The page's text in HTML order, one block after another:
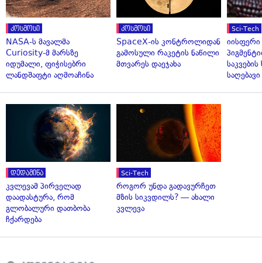
კოსმოსი
NASA-ს მავალმა
Curiosity-მ მარსზე
იდუმალი, ფიჭისებრი
ლანდშაფტი აღმოაჩინა
კოსმოსი
SpaceX-ის კონტროლიდან
გამოსული რაკეტის ნაწილი
მთვარეს დაეჯახა
Sci-Tech
იისფერი
დედამიწა
კვლევამ პირველად
დაადასტურა, რომ
გლობალური დათბობა
ჩქარდება
Sci-Tech
როგორ უნდა გადავურჩეთ
მზის სიკვდილს? — ახალი
კვლევა